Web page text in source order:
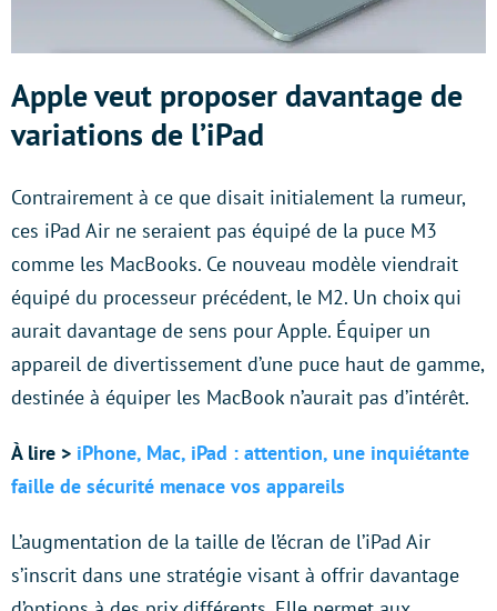
Apple veut proposer davantage de
variations de l’iPad
Contrairement à ce que disait initialement la rumeur,
ces iPad Air ne seraient pas équipé de la puce M3
comme les MacBooks. Ce nouveau modèle viendrait
équipé du processeur précédent, le M2. Un choix qui
aurait davantage de sens pour Apple. Équiper un
appareil de divertissement d’une puce haut de gamme,
destinée à équiper les MacBook n’aurait pas d’intérêt.
À lire > iPhone, Mac, iPad : attention, une inquiétante
faille de sécurité menace vos appareils
L’augmentation de la taille de l’écran de l’iPad Air
s’inscrit dans une stratégie visant à offrir davantage